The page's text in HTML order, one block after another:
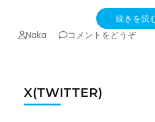
続きを読
Naka コメントをどうぞ
X(TWITTER)